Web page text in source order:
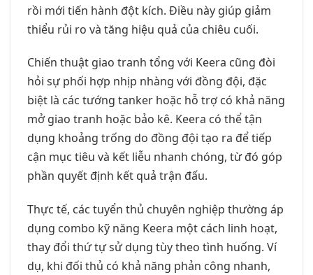
rồi mới tiến hành đột kích. Điều này giúp giảm
thiểu rủi ro và tăng hiệu quả của chiêu cuối.
Chiến thuật giao tranh tổng với Keera cũng đòi
hỏi sự phối hợp nhịp nhàng với đồng đội, đặc
biệt là các tướng tanker hoặc hỗ trợ có khả năng
mở giao tranh hoặc bảo kê. Keera có thể tận
dụng khoảng trống do đồng đội tạo ra để tiếp
cận mục tiêu và kết liễu nhanh chóng, từ đó góp
phần quyết định kết quả trận đấu.
Thực tế, các tuyển thủ chuyên nghiệp thường áp
dụng combo kỹ năng Keera một cách linh hoạt,
thay đổi thứ tự sử dụng tùy theo tình huống. Ví
dụ, khi đối thủ có khả năng phản công nhanh,